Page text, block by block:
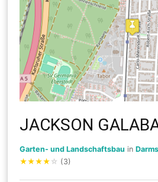
JACKSON
Garten- und Landschaftsbau in
★★★★ ☆ (3)